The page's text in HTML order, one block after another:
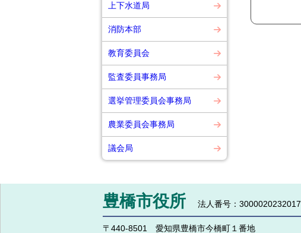
上下水道局
消防本部
教育委員会
監査委員事務局
選挙管理委員会事務局
農業委員会事務局
議会局
豊橋市役所 法人番号：3000020232017
〒440-8501 愛知県豊橋市今橋町１番地